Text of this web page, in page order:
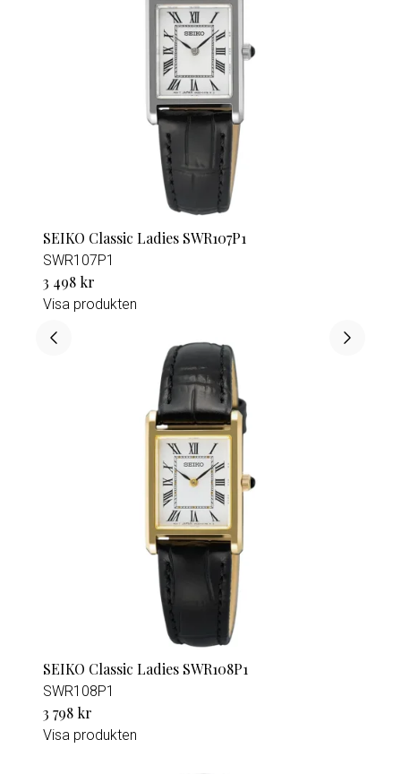
SEIKO Classic Ladies SWR107P1
SWR107P1
3 498 kr
Visa produkten
SEIKO Classic Ladies SWR108P1
SWR108P1
3 798 kr
Visa produkten